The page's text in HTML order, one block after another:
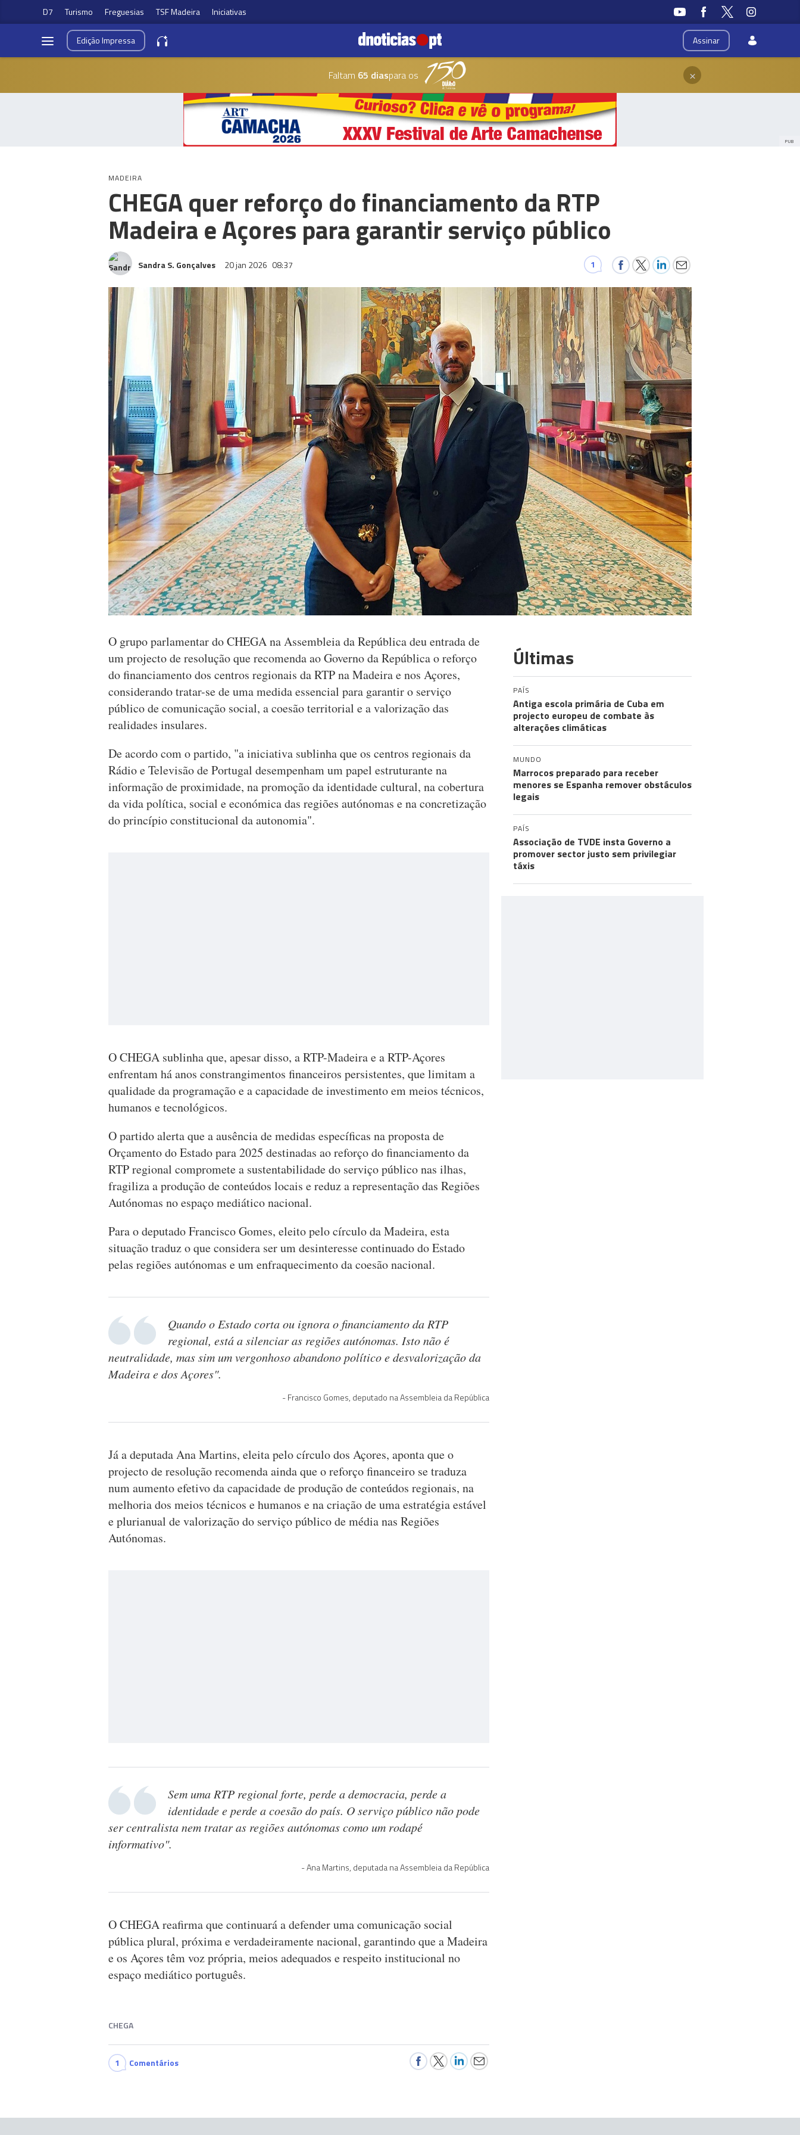
D7 Turismo Freguesias TSF Madeira Iniciativas
Assinar
EdiçãoImpressa
Faltam 65 diaspara os ×
PUB
MADEIRA
CHEGA quer reforço do financiamento da RTP
Madeira e Açores para garantir serviço público
Sandra S. Gonçalves 20 jan 2026 08:37 1
O grupo parlamentar do CHEGA na Assembleia da República deu entrada de
um projecto de resolução que recomenda ao Governo da República o reforço
do financiamento dos centros regionais da RTP na Madeira e nos Açores,
considerando tratar-se de uma medida essencial para garantir o serviço
público de comunicação social, a coesão territorial e a valorização das
realidades insulares.
De acordo com o partido, "a iniciativa sublinha que os centros regionais da
Rádio e Televisão de Portugal desempenham um papel estruturante na
informação de proximidade, na promoção da identidade cultural, na cobertura
da vida política, social e económica das regiões autónomas e na concretização
do princípio constitucional da autonomia".
O CHEGA sublinha que, apesar disso, a RTP-Madeira e a RTP-Açores
enfrentam há anos constrangimentos financeiros persistentes, que limitam a
qualidade da programação e a capacidade de investimento em meios técnicos,
humanos e tecnológicos.
O partido alerta que a ausência de medidas específicas na proposta de
Orçamento do Estado para 2025 destinadas ao reforço do financiamento da
RTP regional compromete a sustentabilidade do serviço público nas ilhas,
fragiliza a produção de conteúdos locais e reduz a representação das Regiões
Autónomas no espaço mediático nacional.
Para o deputado Francisco Gomes, eleito pelo círculo da Madeira, esta
situação traduz o que considera ser um desinteresse continuado do Estado
pelas regiões autónomas e um enfraquecimento da coesão nacional.
Quando o Estado corta ou ignora o financiamento da RTP
regional, está a silenciar as regiões autónomas. Isto não é
neutralidade, mas sim um vergonhoso abandono político e desvalorização da
Madeira e dos Açores".
Francisco Gomes, deputado na Assembleia da República
Já a deputada Ana Martins, eleita pelo círculo dos Açores, aponta que o
projecto de resolução recomenda ainda que o reforço financeiro se traduza
num aumento efetivo da capacidade de produção de conteúdos regionais, na
melhoria dos meios técnicos e humanos e na criação de uma estratégia estável
e plurianual de valorização do serviço público de média nas Regiões
Autónomas.
Sem uma RTP regional forte, perde a democracia, perde a
identidade e perde a coesão do país. O serviço público não pode
ser centralista nem tratar as regiões autónomas como um rodapé
informativo".
Ana Martins, deputada na Assembleia da República
O CHEGA reafirma que continuará a defender uma comunicação social
pública plural, próxima e verdadeiramente nacional, garantindo que a Madeira
e os Açores têm voz própria, meios adequados e respeito institucional no
espaço mediático português.
CHEGA
1 Comentários
Últimas
PAÍS
Antiga escola primária de Cuba em
projecto europeu de combate às
alterações climáticas
MUNDO
Marrocos preparado para receber
menores se Espanha remover obstáculos
legais
PAÍS
Associação de TVDE insta Governo a
promover sector justo sem privilegiar
táxis